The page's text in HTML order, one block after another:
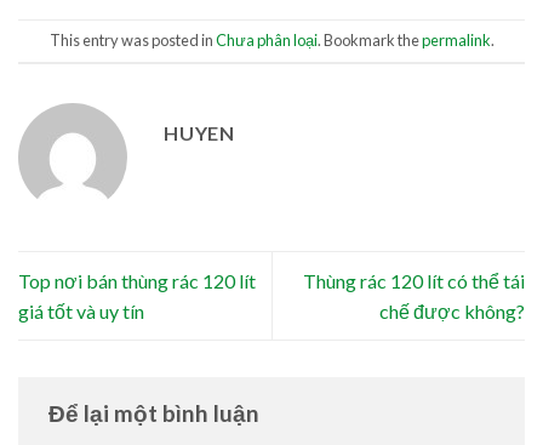
This entry was posted inChưa phân loại. Bookmark thepermalink.
HUYEN
Top nơi bán thùng rác 120 lít
giá tốt và uy tín
Thùng rác 120 lít có thể tái
chế được không?
Để lại một bình luận